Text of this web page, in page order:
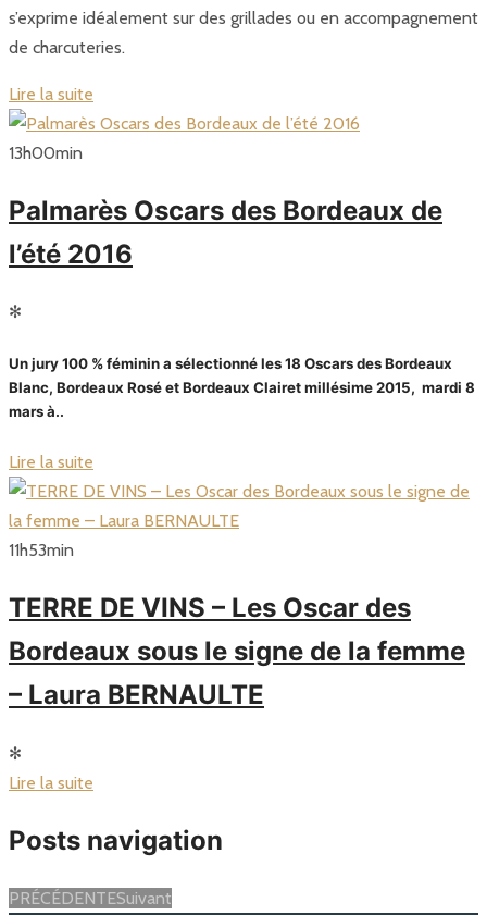
s’exprime idéalement sur des grillades ou en accompagnement
de charcuteries.
Lire la suite
13h00min
Palmarès Oscars des Bordeaux de
l’été 2016
✻
Un jury 100 % féminin a sélectionné les 18 Oscars des Bordeaux
Blanc, Bordeaux Rosé et Bordeaux Clairet millésime 2015, mardi 8
mars à..
Lire la suite
11h53min
TERRE DE VINS – Les Oscar des
Bordeaux sous le signe de la femme
– Laura BERNAULTE
✻
Lire la suite
Posts navigation
PRÉCÉDENTESuivant